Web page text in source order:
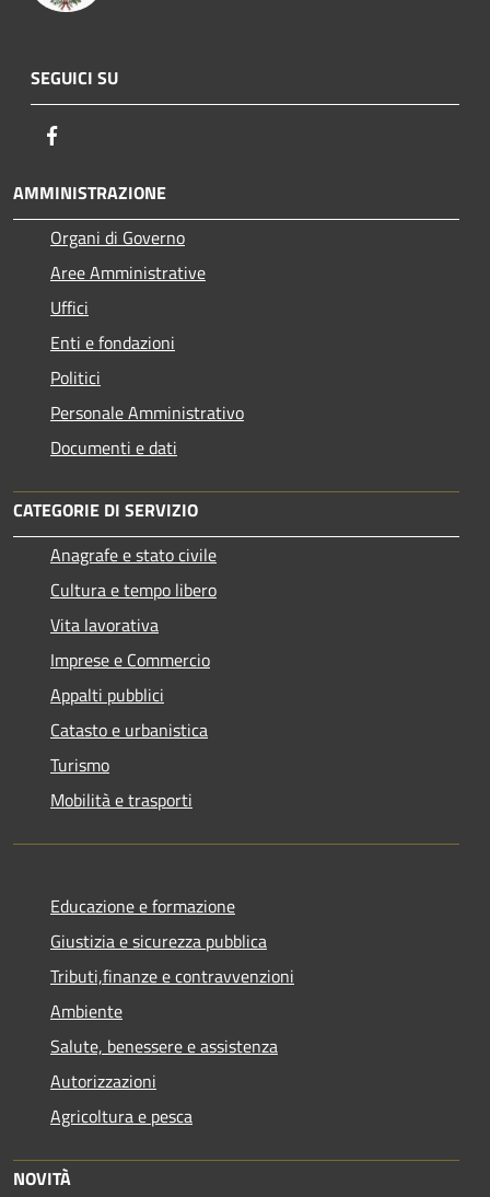
SEGUICI SU
AMMINISTRAZIONE
Organi di Governo
Aree Amministrative
Uffici
Enti e fondazioni
Politici
Personale Amministrativo
Documenti e dati
CATEGORIE DI SERVIZIO
Anagrafe e stato civile
Cultura e tempo libero
Vita lavorativa
Imprese e Commercio
Appalti pubblici
Catasto e urbanistica
Turismo
Mobilità e trasporti
Educazione e formazione
Giustizia e sicurezza pubblica
Tributi,finanze e contravvenzioni
Ambiente
Salute, benessere e assistenza
Autorizzazioni
Agricoltura e pesca
NOVITÀ